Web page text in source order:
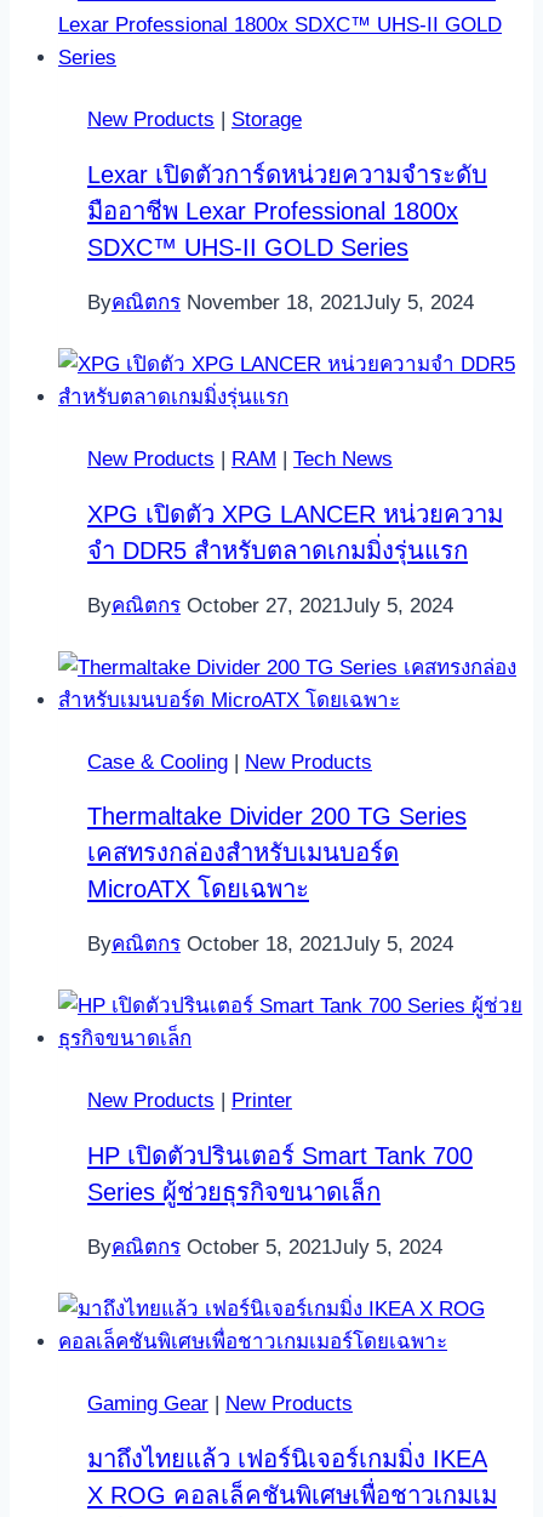
New Products | Storage
Lexar เปิดตัวการ์ดหน่วยความจำระดับ
มืออาชีพ Lexar Professional 1800x
SDXC™ UHS-II GOLD Series
Byคณิตกร November 18, 2021July 5, 2024
New Products | RAM | Tech News
XPG เปิดตัว XPG LANCER หน่วยความ
จำ DDR5 สำหรับตลาดเกมมิ่งรุ่นแรก
Byคณิตกร October 27, 2021July 5, 2024
Case & Cooling | New Products
Thermaltake Divider 200 TG Series
เคสทรงกล่องสำหรับเมนบอร์ด
MicroATX โดยเฉพาะ
Byคณิตกร October 18, 2021July 5, 2024
New Products Printer
HP เปิดตัวปรินเตอร์ Smart Tank 700
Series ผู้ช่วยธุรกิจขนาดเล็ก
Byคณิตกร October 5, 2021July 5, 2024
Gaming Gear New Products
มาถึงไทยแล้ว เฟอร์นิเจอร์เกมมิ่ง IKEA
X ROG คอลเล็คชันพิเศษเพื่อชาวเกมเม